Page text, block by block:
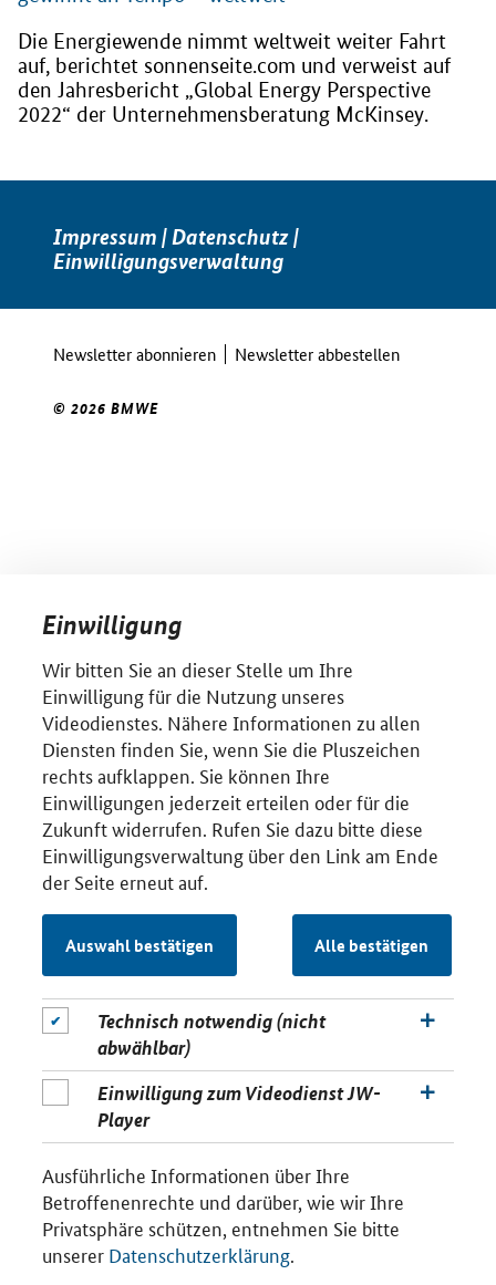
Die Energiewende nimmt weltweit weiter Fahrt
auf, berichtet sonnenseite.com und verweist auf
den Jahresbericht „Global Energy Perspective
2022“ der Unternehmensberatung McKinsey.
Impressum |Datenschutz|
Einwilligungsverwaltung
Newsletter abonnieren Newsletter abbestellen
© 2026 BMWE
Einwilligung
Wir bitten Sie an dieser Stelle um Ihre
Einwilligung für die Nutzung unseres
Videodienstes. Nähere Informationen zu allen
Diensten finden Sie, wenn Sie die Pluszeichen
rechts aufklappen. Sie können Ihre
Einwilligungen jederzeit erteilen oder für die
Zukunft widerrufen. Rufen Sie dazu bitte diese
Einwilligungsverwaltung über den Link am Ende
der Seite erneut auf.
Auswahl bestätigen Alle bestätigen
Technisch notwendig (nicht
abwählbar)
Einwilligung zum Videodienst JW-
Player
Ausführliche Informationen über Ihre
Betroffenenrechte und darüber, wie wir Ihre
Privatsphäre schützen, entnehmen Sie bitte
unserer Datenschutzerklärung.